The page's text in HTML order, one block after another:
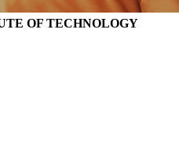
OF TECHNOLOGY